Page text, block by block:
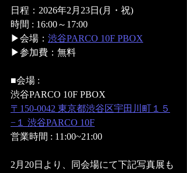
日程：2026年2月23日(月・祝)
時間 : 16:00～17:00
▶︎会場： 渋谷PARCO 10F PBOX
▶︎参加費：無料
■会場 :
渋谷PARCO 10F PBOX
〒150-0042 東京都渋谷区宇田川町１５
−１ 渋谷PARCO 10F
営業時間 : 11:00~21:00
2月20日より、同会場にて下記写真展も